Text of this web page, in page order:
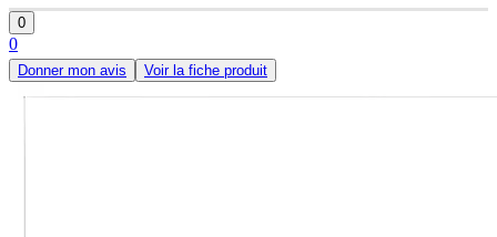
0
0
Donner mon avis Voir la fiche produit